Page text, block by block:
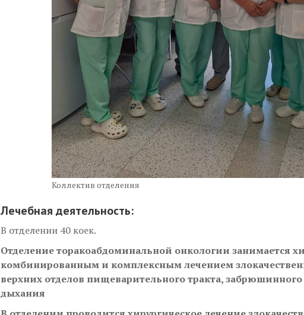
Коллектив отделения
Лечебная деятельность:
В отделении 40 коек.
Отделение торакоабдоминальной онкологии занимается
комбинированным и комплексным лечением
верхних отделов пищеварительного тракта, забрюшинного
дыхания